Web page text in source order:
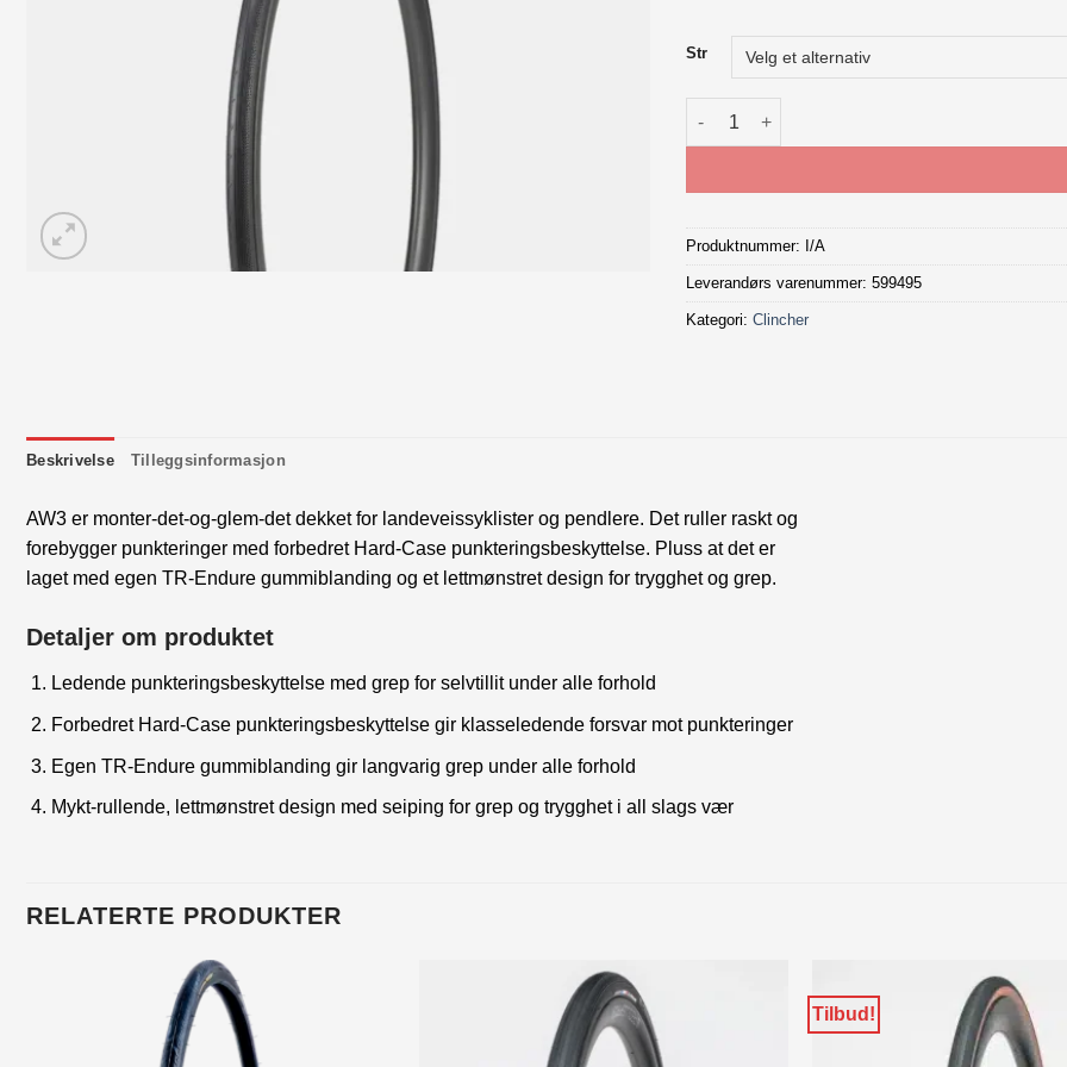
Str
Bontrager AW3 Hard-Case Lite dekk antall
Produktnummer: I/A
Leverandørs varenummer: 599495
Kategori:Clincher
Beskrivelse Tilleggsinformasjon
AW3 er monter-det-og-glem-det dekket for landeveissyklister og pendlere. Det ruller raskt og
forebygger punkteringer med forbedret Hard-Case punkteringsbeskyttelse. Pluss at det er
laget med egen TR-Endure gummiblanding og et lettmønstret design for trygghet og grep.
Detaljer om produktet
Ledende punkteringsbeskyttelse med grep for selvtillit under alle forhold
Forbedret Hard-Case punkteringsbeskyttelse gir klasseledende forsvar mot punkteringer
Egen TR-Endure gummiblanding gir langvarig grep under alle forhold
Mykt-rullende, lettmønstret design med seiping for grep og trygghet i all slags vær
RELATERTE PRODUKTER
Tilbud!